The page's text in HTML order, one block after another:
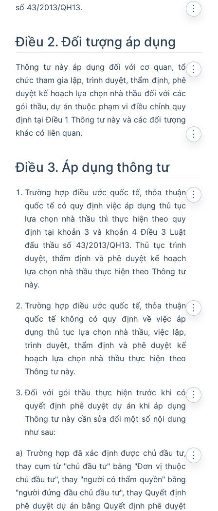
số 43/2013/QH13.
Điều 2. Đối tượng áp dụng
⋮
Thông tư này áp dụng đối với cơ quan, tổ
chức tham gia lập, trình duyệt, thẩm định, phê
duyệt kế hoạch lựa chọn nhà thầu đối với các
gói thầu, dự án thuộc phạm vi điều chỉnh quy
định tại Điều 1 Thông tư này và các đối tượng
khác có liên quan.
⋮
Điều 3. Áp dụng thông tư
⋮
Trường hợp điều ước quốc tế, thỏa thuận
quốc tế có quy định việc áp dụng thủ tục
lựa chọn nhà thầu thì thực hiện theo quy
định tại khoản 3 và khoản 4 Điều 3 Luật
đấu thầu số 43/2013/QH13. Thủ tục trình
duyệt, thẩm định và phê duyệt kế hoạch
lựa chọn nhà thầu thực hiện theo Thông tư
này.
⋮
Trường hợp điều ước quốc tế, thỏa thuận
quốc tế không có quy định về việc áp
dụng thủ tục lựa chọn nhà thầu, việc lập,
trình duyệt, thẩm định và phê duyệt kế
hoạch lựa chọn nhà thầu thực hiện theo
Thông tư này.
⋮
Đối với gói thầu thực hiện trước khi có
quyết định phê duyệt dự án khi áp dụng
Thông tư này cần sửa đổi một số nội dung
như sau:
⋮
a) Trường hợp đã xác định được chủ đầu tư,
thay cụm từ "chủ đầu tư" bằng "Đơn vị thuộc
chủ đầu tư", thay "người có thẩm quyền" bằng
"người đứng đầu chủ đầu tư", thay Quyết định
phê duyệt dự án bằng Quyết định phê duyệt
⋮